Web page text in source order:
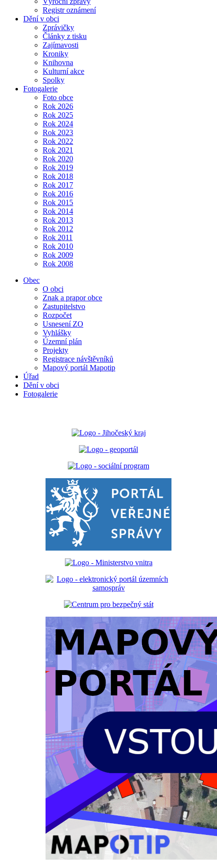
Registr oznámení
Dění v obci
Zprávičky
Články z tisku
Zajímavosti
Kroniky
Knihovna
Kulturní akce
Spolky
Fotogalerie
Foto obce
Rok 2026
Rok 2025
Rok 2024
Rok 2023
Rok 2022
Rok 2021
Rok 2020
Rok 2019
Rok 2018
Rok 2017
Rok 2016
Rok 2015
Rok 2014
Rok 2013
Rok 2012
Rok 2011
Rok 2010
Rok 2009
Rok 2008
Obec
O obci
Znak a prapor obce
Zastupitelstvo
Rozpočet
Usnesení ZO
Vyhlášky
Územní plán
Projekty
Registrace návštěvníků
Mapový portál Mapotip
Úřad
Dění v obci
Fotogalerie